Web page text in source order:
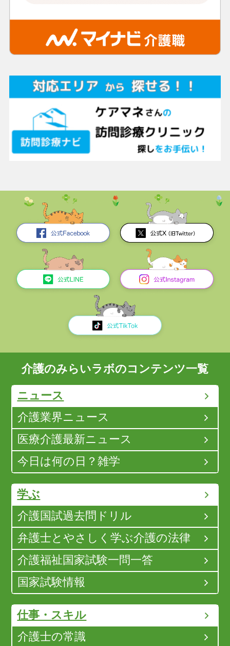
介護のみらいラボのコンテンツ一覧
ニュース
介護業界ニュース
医療介護最新ニュース
今日は何の日？雑学
学ぶ
介護国試過去問ドリル
弁護士とやさしく学ぶ介護の法律
介護福祉国家試験一問一答
国家試験情報
仕事・スキル
介護士の常識